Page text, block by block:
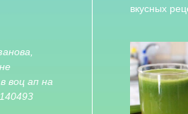
воц ап на
вкусных